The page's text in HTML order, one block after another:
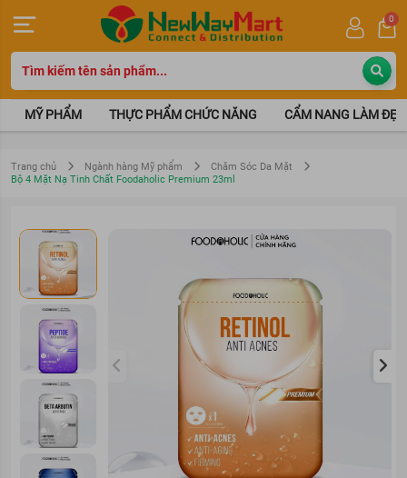
0
MỸ PHẨM THỰC PHẨM CHỨC NĂNG CẨM NANG LÀM ĐẸP
Trang chủ Ngành hàng Mỹ phẩm
Chăm Sóc Da Mặt
Bộ 4 Mặt Nạ Tinh Chất Foodaholic Premium 23ml